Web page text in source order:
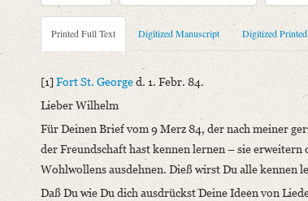
Metadata Concerning Header
Sender: Karl August Schlegel
Recipient: August Wilhelm von Schlegel
Place of Dispatch: Fort St. George (Madras)
Place of Destination: Hannover
Date: 01.02.1784
Notations: Empfangsort erschlossen.
Printed Text
Printed Full Text Digitized Manuscript Digitized
[1]Fort St. Georged. 1. Febr. 84.
Lieber Wilhelm
Für Deinen Brief vom 9 Merz 84, der nach meiner
der Freundschaft hast kennen lernen – sie erweitern
Wohlwollens ausdehnen. Dieß wirst Du alle kennen
Daß Du wie Du dich ausdrückst Deine Ideen von